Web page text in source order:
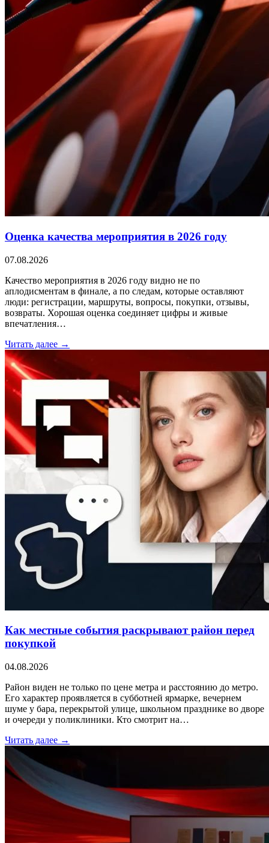
Оценка качества мероприятия в 2026 году
07.08.2026
Качество мероприятия в 2026 году видно не по
аплодисментам в финале, а по следам, которые оставляют
люди: регистрации, маршруты, вопросы, покупки, отзывы,
возвраты. Хорошая оценка соединяет цифры и живые
впечатления…
Читать далее →
Как местные события раскрывают район перед
покупкой
04.08.2026
Район виден не только по цене метра и расстоянию до метро.
Его характер проявляется в субботней ярмарке, вечернем
шуме у бара, перекрытой улице, школьном празднике во дворе
и очереди у поликлиники. Кто смотрит на…
Читать далее →